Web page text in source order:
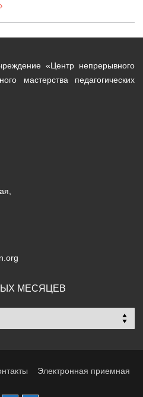
«Центр непрерывного
мастерства педагогических
МЕСЯЦЕВ
Электронная приемная